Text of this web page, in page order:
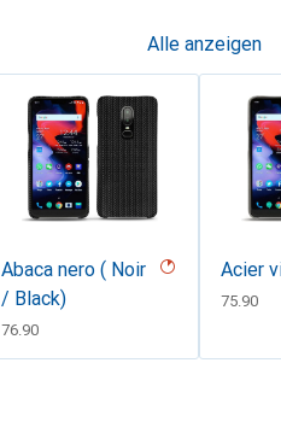
Alle anzeigen
Abaca nero ( Noir
/ Black)
CHF
76.90
Acier
CHF
75.90